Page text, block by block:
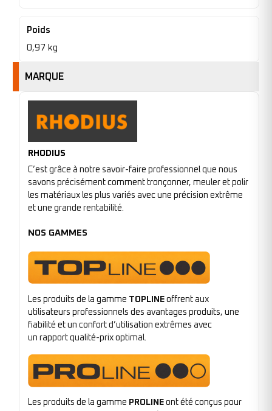
Poids
0,97 kg
MARQUE
RHODIUS
C’est grâce à notre savoir-faire professionnel que nous
savons précisément comment tronçonner, meuler et polir
les matériaux les plus variés avec une précision extrême
et une grande rentabilité.
NOS GAMMES
Les produits de la gamme TOPLINE offrent aux
utilisateurs professionnels des avantages produits, une
fiabilité et un confort d’utilisation extrêmes avec
un rapport qualité-prix optimal.
Les produits de la gamme PROLINE ont été conçus pour